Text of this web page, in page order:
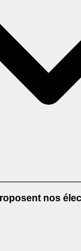
nos